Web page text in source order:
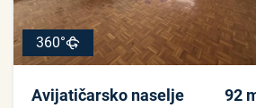
360°
Avijatičarsko naselje 92